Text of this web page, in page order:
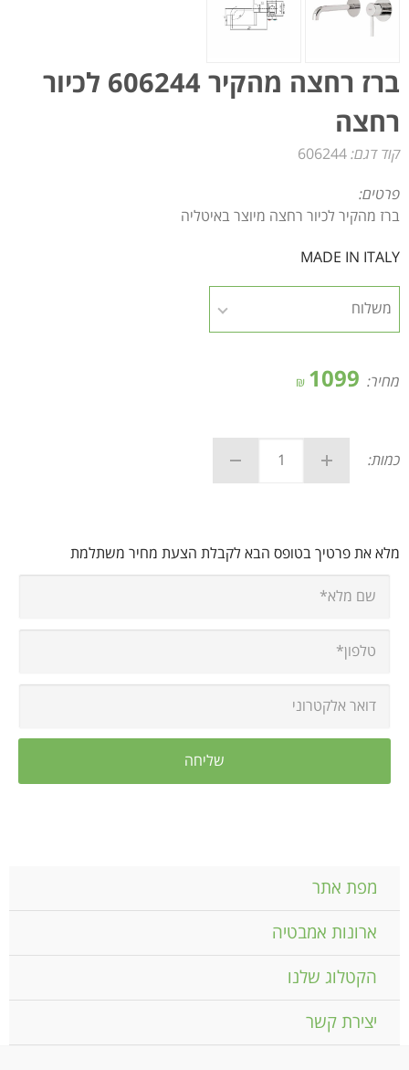
ברז רחצה מהקיר 606244 לכיור
רחצה
קוד דגם: 606244
פרטים:
ברז מהקיר לכיור רחצה מיוצר באיטליה
MADE IN ITALY
מחיר: 1099
₪
כמות:
מלא את פרטיך בטופס הבא לקבלת הצעת מחיר משתלמת
מפת אתר
ארונות אמבטיה
הקטלוג שלנו
יצירת קשר